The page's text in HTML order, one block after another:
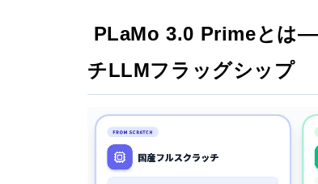
PLaMo 3.0 Primeとは
チLLMフラッグシップ